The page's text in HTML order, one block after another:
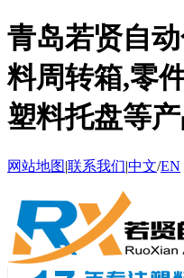
青岛若贤自
料周转箱,零
塑料托盘等
网站地图|联系我们|中文/EN